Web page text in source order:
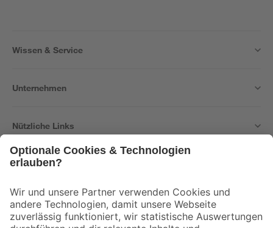
Wissen & Service
Unternehmen
Nützliche Links
Der toom Newsletter: Keine Angebote und Aktionen mehr verpassen!
Zur Newsletter Anmeldung